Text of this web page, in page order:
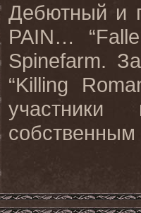
Дебютный и
PAIN…
Spinefarm.
“Killing